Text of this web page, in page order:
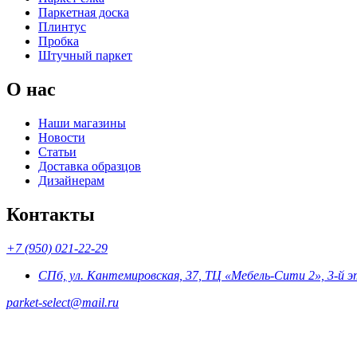
Паркетная доска
Плинтус
Пробка
Штучный паркет
О нас
Наши магазины
Новости
Статьи
Доставка образцов
Дизайнерам
Контакты
+7 (950) 021-22-29
СПб, ул. Кантемировская, 37, ТЦ «Мебель-Сити 2», 3-й
parket-select@mail.ru